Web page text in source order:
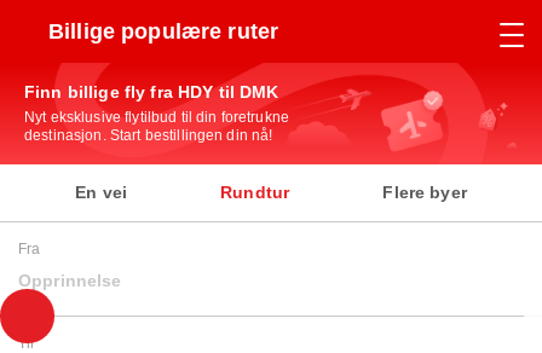
Billige populære ruter
Finn billige fly fra HDY til DMK
Nyt eksklusive flytilbud til din foretrukne
destinasjon. Start bestillingen din nå!
En vei Rundtur Flere byer
Fra
Opprinnelse
Til